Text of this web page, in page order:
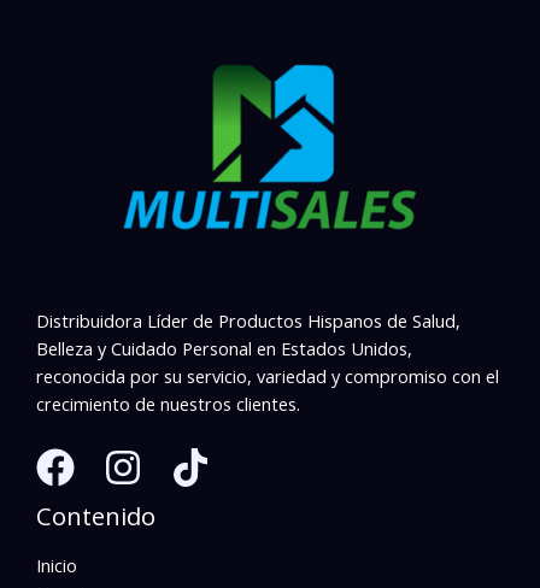
Distribuidora Líder de Productos Hispanos de Salud,
Belleza y Cuidado Personal en Estados Unidos,
reconocida por su servicio, variedad y compromiso con el
crecimiento de nuestros clientes.
Contenido
Inicio